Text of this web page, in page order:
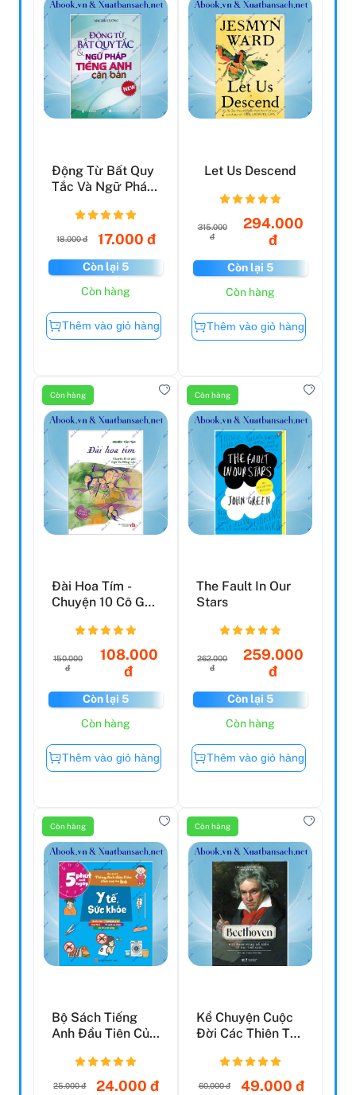
Động Từ Bất Quy
Tắc Và Ngữ Pháp
Bản ...
18.000 đ 17.000 đ
Còn lại 5
Còn hàng
Thêm vào giỏ hàng
Let Us Descend
315.000
đ
294.000
đ
Còn lại 5
Còn hàng
Thêm vào giỏ hàng
Còn hàng
Đài Hoa Tím -
Chuyện 10 Cô Gái
150.000
đ
108.000
đ
Còn lại 5
Còn hàng
Thêm vào giỏ hàng
Còn hàng
The Fault In Our
Stars
262.000
đ
259.000
đ
Còn lại 5
Còn hàng
Thêm vào giỏ hàng
Còn hàng
Bộ Sách Tiếng
Anh Đầu Tiên Của
Ngà...
25.000 đ 24.000 đ
Còn hàng
Kể Chuyện Cuộc
Đời Các Thiên Tài:
60.000 đ 49.000 đ